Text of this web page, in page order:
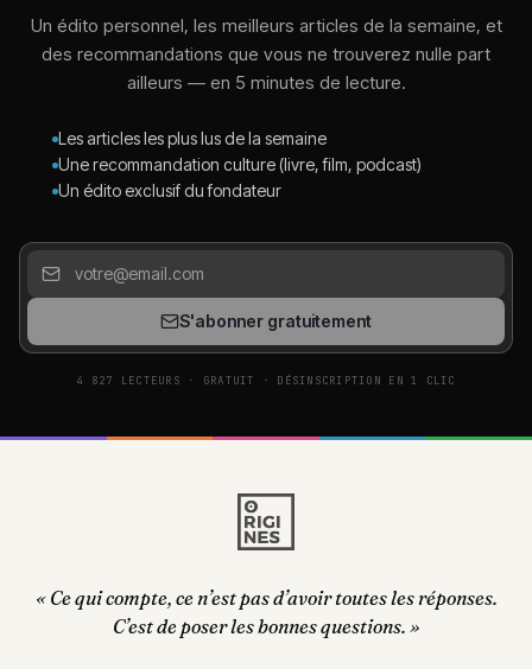
Un édito personnel, les meilleurs articles de la semaine, et
des recommandations que vous ne trouverez nulle part
ailleurs — en 5 minutes de lecture.
Les articles les plus lus de la semaine
Une recommandation culture (livre, film, podcast)
Un édito exclusif du fondateur
S'abonner gratuitement
4 827 LECTEURS · GRATUIT · DÉSINSCRIPTION EN 1 CLIC
« Ce qui compte, ce n’est pas d’avoir toutes les réponses.
C’est de poser les bonnes questions. »